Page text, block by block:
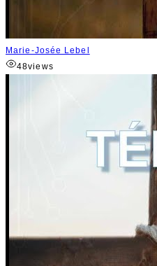
Marie-Josée Lebel
48views